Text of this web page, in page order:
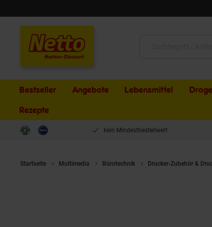
Bestseller Angebote Lebensmittel
Rezepte
kein Mindestbestellwert
Startseite Multimedia Bürotechnik Drucker-Zubehör &